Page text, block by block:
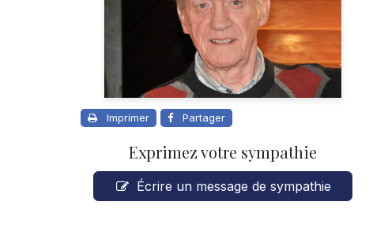
Imprimer Partager
Exprimez votre sympathie
Écrire un message de sympathie